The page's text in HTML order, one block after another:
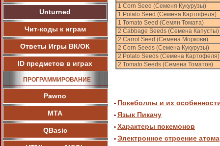
Unturned
Чит-коды к играм
Ответы Игры ВК/ОК
ID предметов в играх
ПРОГРАММИРОВАНИЕ
Pawnо
МТА
QBasic
1 Corn Seed (Семеня Кукурузы)
1 Potato Seed (Семена Картофеля)
1 Tomato Seed (Семян Томата)
2 Cabbage Seeds (Семена Капусты)
2 Carrot Seed (Семена Моркови)
2 Corn Seeds (Семена Кукурузы)
2 Potato Seeds (Семена Картофеля)
2 Tomato Seeds (Семена Томатов)
• Покеболлы и их
• Язык Пикачу
• Характеры покемонов
• Электронное строение атома